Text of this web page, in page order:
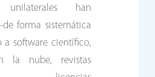
unilaterales han
forma sistemática
software científico,
la nube, revistas